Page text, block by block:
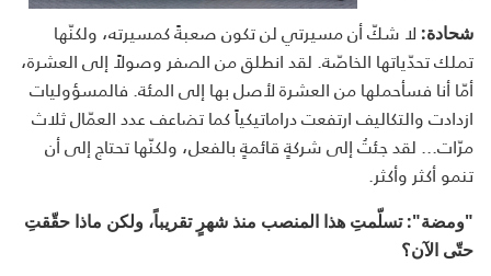
شحادة: لا شكّ أن مسيرتي لن تكون صعبةً كمسيرته، ولكنّها
تملك تحدّياتها الخاصّة. لقد انطلق من الصفر وصولاً إلى العشرة،
أمّا أنا فسأحملها من العشرة لأصل بها إلى المئة. فالمسؤوليات
ازدادت والتكاليف ارتفعت دراماتيكياً كما تضاعف عدد العمّال ثلاث
مرّات... لقد جئتُ إلى شركةٍ قائمةٍ بالفعل، ولكنّها تحتاج إلى أن
تنمو أكثر وأكثر.
"ومضة": تسلّمتِ هذا المنصب منذ شهرٍ تقريباً، ولكن ماذا حقّقتِ
حتّى الآن؟